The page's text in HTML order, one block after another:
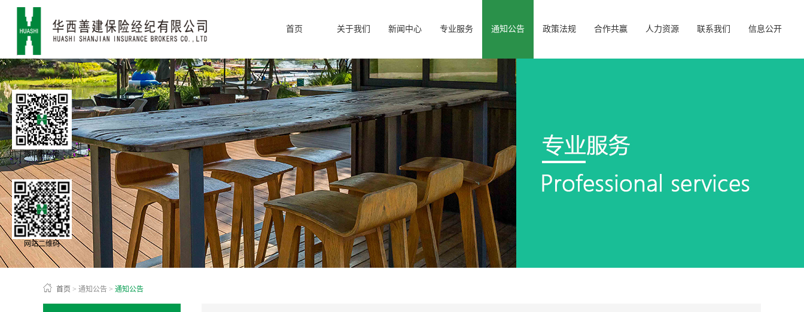
首页 关于我们 新闻中心 专业服务 通知公告 政策法规 合作共赢 人力资源 联系我们 信息公开
首页 > 通知公告 > 通知公告
网站二维码
微信公众号